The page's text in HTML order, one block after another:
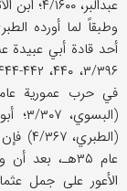
عبدالبر، ۴/۱۶۰۰؛ ابن الأثیر، ن.م، ۵/۱۳۸).
عام ۳۵هـ،
الأعور علی جمل